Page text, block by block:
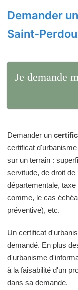
Demander
Saint-
Je demande
Demander un
certificat
sur un terrain :
servitude, de droit
départementale,
comme, le cas
préventive), etc.
Un certificat
demandé. En plus
d'urbanisme
à la faisabilité d'un
dans sa demande.